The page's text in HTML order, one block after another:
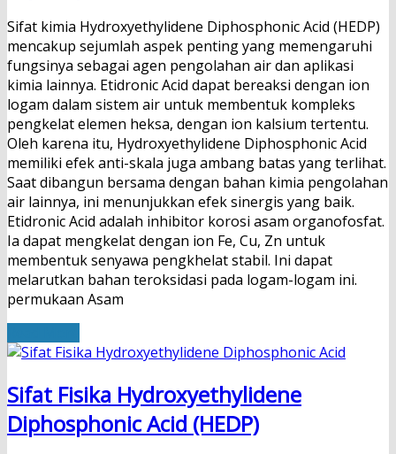
Sifat kimia Hydroxyethylidene Diphosphonic Acid (HEDP)
mencakup sejumlah aspek penting yang memengaruhi
fungsinya sebagai agen pengolahan air dan aplikasi
kimia lainnya. Etidronic Acid dapat bereaksi dengan ion
logam dalam sistem air untuk membentuk kompleks
pengkelat elemen heksa, dengan ion kalsium tertentu.
Oleh karena itu, Hydroxyethylidene Diphosphonic Acid
memiliki efek anti-skala juga ambang batas yang terlihat.
Saat dibangun bersama dengan bahan kimia pengolahan
air lainnya, ini menunjukkan efek sinergis yang baik.
Etidronic Acid adalah inhibitor korosi asam organofosfat.
Ia dapat mengkelat dengan ion Fe, Cu, Zn untuk
membentuk senyawa pengkhelat stabil. Ini dapat
melarutkan bahan teroksidasi pada logam-logam ini.
permukaan Asam
Sifat Fisika Hydroxyethylidene
Diphosphonic Acid (HEDP)